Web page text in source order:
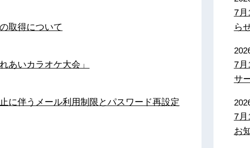
取得について
あいカラオケ大会」
に伴うメール利用制限とパスワード再設定
7
ら
7
サ
7
お